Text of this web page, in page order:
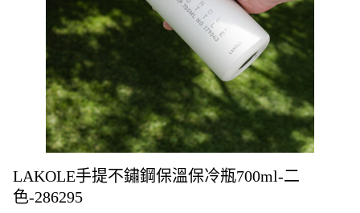
LAKOLE手提不鏽鋼保溫保冷瓶700ml-二
色-286295